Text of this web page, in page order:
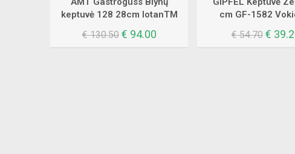
keptuvė 128 28cm lotanTM
€130.50 Original
€ 94.00Current
cm GF-1582
€54.70 €